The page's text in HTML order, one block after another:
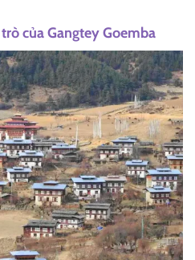
của Gangtey Goemba